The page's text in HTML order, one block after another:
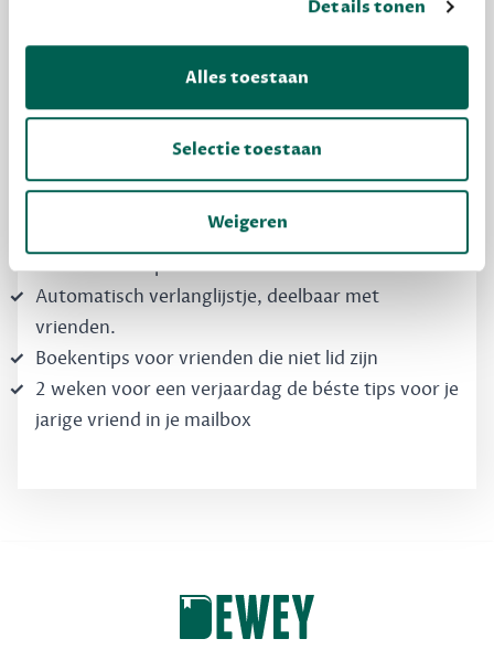
Details tonen
Alles toestaan
Selectie toestaan
Weigeren
Krijg boekentips, persoonlijk voor jou en je
Schrijf nu gratis in
Boekentips, speciaal voor jouw smaak, die je
direct kunt kopen
Automatisch verlanglijstje, deelbaar met
vrienden.
Boekentips voor vrienden die niet lid zijn
2 weken voor een verjaardag de béste tips voor je
jarige vriend in je mailbox